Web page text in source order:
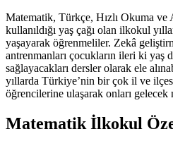
Matematik, Türkçe, Hızlı Okuma
kullanıldığı yaş çağı olan ilkokul
yaşayarak öğrenmeliler. Zekâ
antrenmanları çocukların ileri ki yaş
sağlayacakları dersler olarak ele
yıllarda Türkiye’nin bir çok il ve
öğrencilerine ulaşarak onları gelecek
Matematik İlkokul